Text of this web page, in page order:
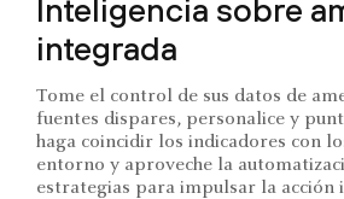
Inteligencia sobre
integrada
Tome el control de sus datos de
fuentes dispares, personalice y
haga coincidir los indicadores con
entorno y aproveche la
estrategias para impulsar la acción